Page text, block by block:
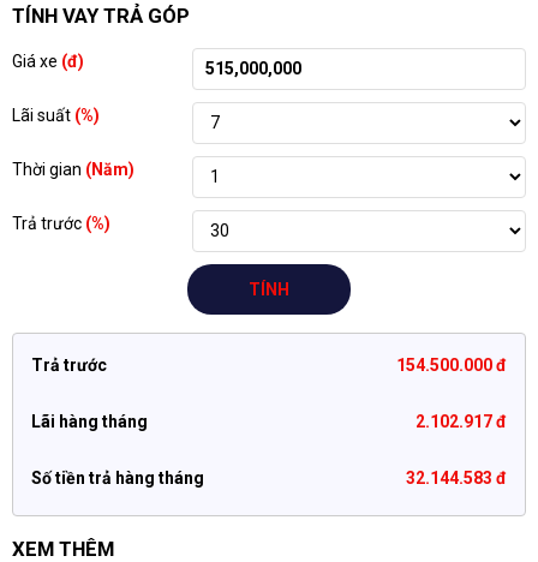
TÍNH VAY TRẢ GÓP
Giá xe (đ)
Lãi suất (%)
Thời gian (Năm)
Trả trước (%)
TÍNH
Trả trước 154.500.000 đ
Lãi hàng tháng 2.102.917 đ
Số tiền trả hàng tháng 32.144.583 đ
XEM THÊM